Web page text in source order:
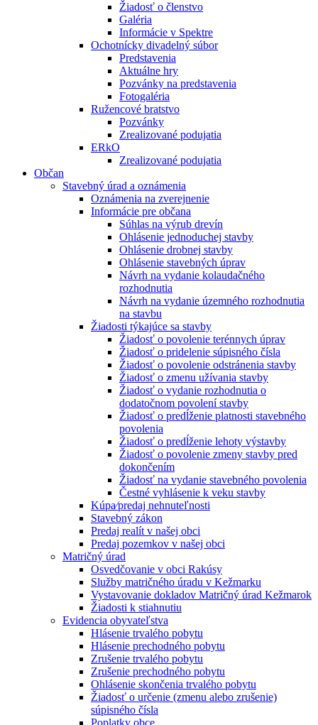
Žiadosť o členstvo
Galéria
Informácie v Spektre
Ochotnícky divadelný súbor
Predstavenia
Aktuálne hry
Pozvánky na predstavenia
Fotogaléria
Ružencové bratstvo
Pozvánky
Zrealizované podujatia
ERkO
Zrealizované podujatia
Občan
Stavebný úrad a oznámenia
Oznámenia na zverejnenie
Informácie pre občana
Súhlas na výrub drevín
Ohlásenie jednoduchej stavby
Ohlásenie drobnej stavby
Ohlásenie stavebných úprav
Návrh na vydanie kolaudačného
rozhodnutia
Návrh na vydanie územného rozhodnutia
na stavbu
Žiadosti týkajúce sa stavby
Žiadosť o povolenie terénnych úprav
Žiadosť o pridelenie súpisného čísla
Žiadosť o povolenie odstránenia stavby
Žiadosť o zmenu užívania stavby
Žiadosť o vydanie rozhodnutia o
dodatočnom povolení stavby
Žiadosť o predĺženie platnosti stavebného
povolenia
Žiadosť o predĺženie lehoty výstavby
Žiadosť o povolenie zmeny stavby pred
dokončením
Žiadosť na vydanie stavebného povolenia
Čestné vyhlásenie k veku stavby
Kúpa⁄predaj nehnuteľnosti
Stavebný zákon
Predaj realít v našej obci
Predaj pozemkov v našej obci
Matričný úrad
Osvedčovanie v obci Rakúsy
Služby matričného úradu v Kežmarku
Vystavovanie dokladov Matričný úrad Kežmarok
Žiadosti k stiahnutiu
Evidencia obyvateľstva
Hlásenie trvalého pobytu
Hlásenie prechodného pobytu
Zrušenie trvalého pobytu
Zrušenie prechodného pobytu
Ohlásenie skončenia trvalého pobytu
Žiadosť o určenie (zmenu alebo zrušenie)
súpisného čísla
Poplatky obce